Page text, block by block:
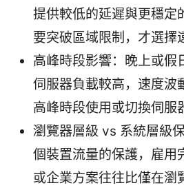
提供較低的延遲與更穩定
要突破區域限制，才選擇
高峰時段影響：晚上或假
伺服器負載較高，速度波
高峰時段使用或切換伺服
瀏覽器層級 vs 系統層級
個裝置流量的保護，雇用
或企業方案往往比僅在瀏